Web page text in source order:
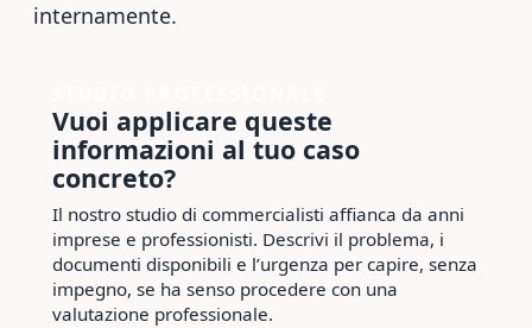
internamente.
Vuoi applicare queste
informazioni al tuo caso
concreto?
Il nostro studio di commercialisti affianca da anni
imprese e professionisti. Descrivi il problema, i
documenti disponibili e l’urgenza per capire, senza
impegno, se ha senso procedere con una
valutazione professionale.